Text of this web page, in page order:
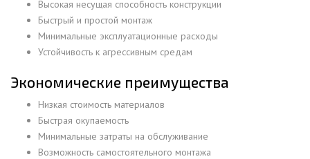
Высокая несущая способность конструкции
Быстрый и простой монтаж
Минимальные эксплуатационные расходы
Устойчивость к агрессивным средам
Экономические преимущества
Низкая стоимость материалов
Быстрая окупаемость
Минимальные затраты на обслуживание
Возможность самостоятельного монтажа